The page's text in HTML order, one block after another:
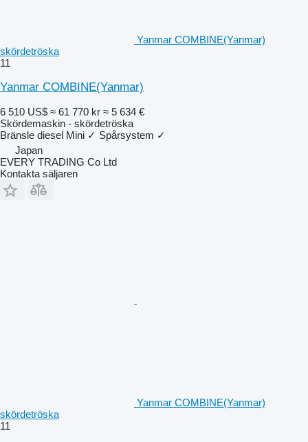
Yanmar COMBINE(Yanmar)
skördetröska
11
Yanmar COMBINE(Yanmar)
6 510 US$ ≈ 61 770 kr ≈ 5 634 €
Skördemaskin - skördetröska
Bränsle diesel Mini ✓ Spårsystem ✓
Japan
EVERY TRADING Co Ltd
Kontakta säljaren
Yanmar COMBINE(Yanmar)
skördetröska
11